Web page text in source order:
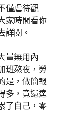
僅虐待觀
家時間看你
詳閱。
量無用內
班熬夜，勞
是，做簡報
多，竟還達
了自己，零